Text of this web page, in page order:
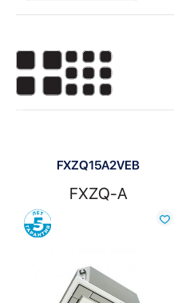
Показать:
FXZQ15A2VEB
FXZQ-A
Сравнить